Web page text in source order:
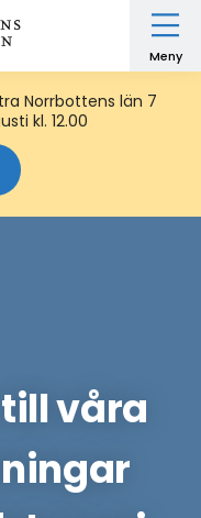
Meny
Norrbottens län 7
kl. 12.00
våra